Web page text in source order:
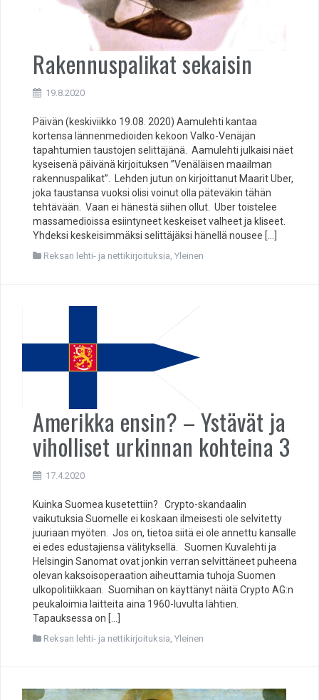
Rakennuspalikat sekaisin
19.8.2020
Päivän (keskiviikko 19.08. 2020) Aamulehti kantaa
kortensa lännenmedioiden kekoon Valko-Venäjän
tapahtumien taustojen selittäjänä. Aamulehti julkaisi näet
kyseisenä päivänä kirjoituksen ”Venäläisen maailman
rakennuspalikat”. Lehden jutun on kirjoittanut Maarit Uber,
joka taustansa vuoksi olisi voinut olla päteväkin tähän
tehtävään. Vaan ei hänestä siihen ollut. Uber toistelee
massamedioissa esiintyneet keskeiset valheet ja kliseet.
Yhdeksi keskeisimmäksi selittäjäksi hänellä nousee […]
Reksan lehti- ja nettikirjoituksia, Yleinen
Amerikka ensin? – Ystävät ja
viholliset urkinnan kohteina 3
17.4.2020
Kuinka Suomea kusetettiin? Crypto-skandaalin
vaikutuksia Suomelle ei koskaan ilmeisesti ole selvitetty
juuriaan myöten. Jos on, tietoa siitä ei ole annettu kansalle
ei edes edustajiensa välityksellä. Suomen Kuvalehti ja
Helsingin Sanomat ovat jonkin verran selvittäneet puheena
olevan kaksoisoperaation aiheuttamia tuhoja Suomen
ulkopolitiikkaan. Suomihan on käyttänyt näitä Crypto AG:n
peukaloimia laitteita aina 1960-luvulta lähtien.
Tapauksessa on […]
Reksan lehti- ja nettikirjoituksia, Yleinen